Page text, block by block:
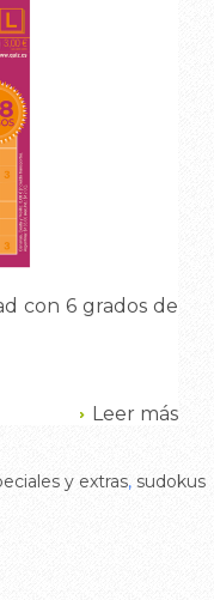
con 6 grados de
Leer más
y extras, sudokus